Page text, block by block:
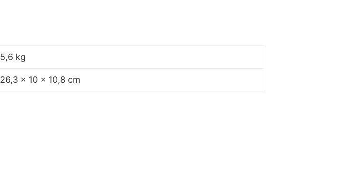
5,6 kg
26,3 × 10 × 10,8 cm